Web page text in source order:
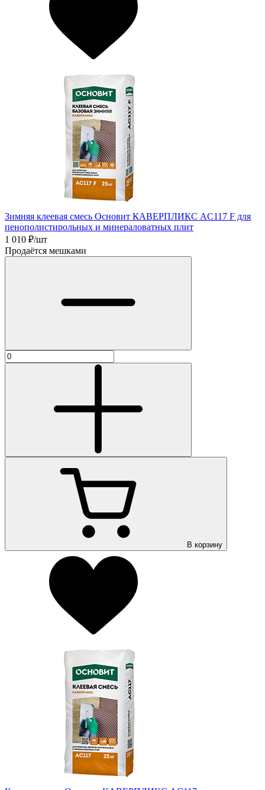
Зимняя клеевая смесь Основит КАВЕРПЛИКС АC117 F для
пенополистирольных и минераловатных плит
1 010 ₽/шт
Продаётся мешками
В корзину